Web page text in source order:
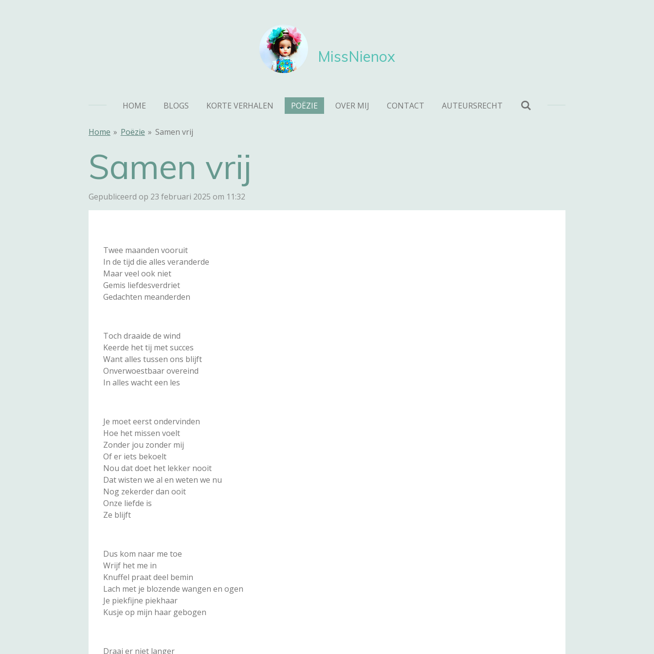
MissNienox
HOME BLOGS KORTE VERHALEN POËZIE OVER MIJ CONTACT AUTEURSRECHT
Home » Poëzie » Samen vrij
Samen vrij
Gepubliceerd op 23 februari 2025 om 11:32
Twee maanden vooruit
In de tijd die alles veranderde
Maar veel ook niet
Gemis liefdesverdriet
Gedachten meanderden
Toch draaide de wind
Keerde het tij met succes
Want alles tussen ons blijft
Onverwoestbaar overeind
In alles wacht een les
Je moet eerst ondervinden
Hoe het missen voelt
Zonder jou zonder mij
Of er iets bekoelt
Nou dat doet het lekker nooit
Dat wisten we al en weten we nu
Nog zekerder dan ooit
Onze liefde is
Ze blijft
Dus kom naar me toe
Wrijf het me in
Knuffel praat deel bemin
Lach met je blozende wangen en ogen
Je piekfijne piekhaar
Kusje op mijn haar gebogen
Draai er niet langer